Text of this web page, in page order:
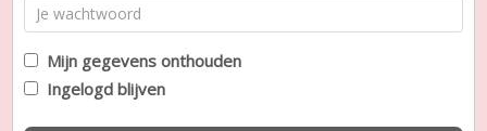
Mijn gegevens onthouden
Ingelogd blijven